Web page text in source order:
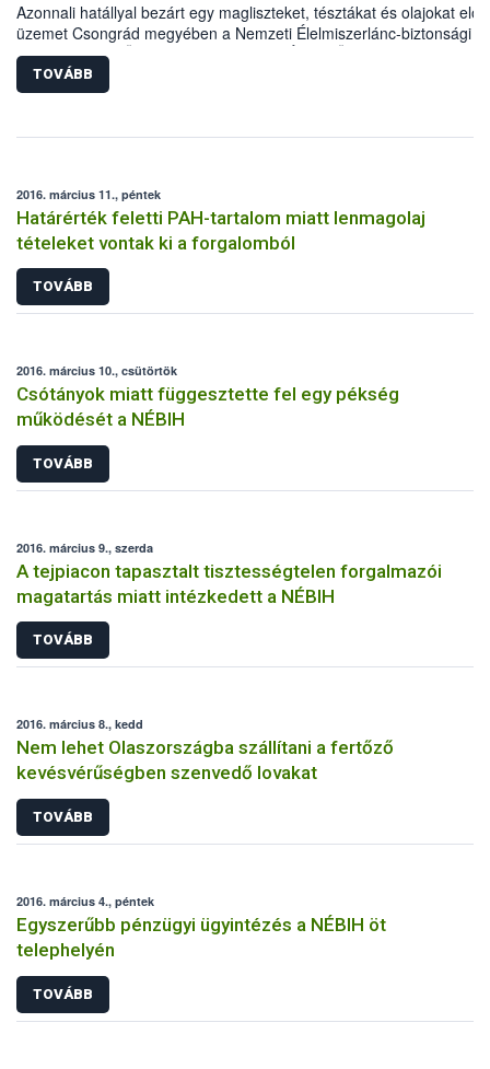
Azonnali hatállyal bezárt egy magliszteket, tésztákat és olajokat
üzemet Csongrád megyében a Nemzeti Élelmiszerlánc-biztonsági
Hivatal Kiemelt Ügyek Igazgatósága (NÉBIH KÜI). A szakemberek
ellenőrzés során egereket találtak az alapanyagraktárban, emellett a
nyomonkövethetőséggel és a dokumentációval is gondok voltak. Az
vontak ki a forgalomból. A KÜI kötelezte az élelmiszer-vállalkozót a
TOVÁBB
2016. március 11., péntek
Határérték feletti PAH-tartalom miatt lenmagolaj
tételeket vontak ki a forgalomból
TOVÁBB
2016. március 10., csütörtök
Csótányok miatt függesztette fel egy pékség
működését a NÉBIH
TOVÁBB
2016. március 9., szerda
A tejpiacon tapasztalt tisztességtelen forgalmazói
magatartás miatt intézkedett a NÉBIH
TOVÁBB
2016. március 8., kedd
Nem lehet Olaszországba szállítani a fertőző
kevésvérűségben szenvedő lovakat
TOVÁBB
2016. március 4., péntek
Egyszerűbb pénzügyi ügyintézés a NÉBIH öt
telephelyén
TOVÁBB